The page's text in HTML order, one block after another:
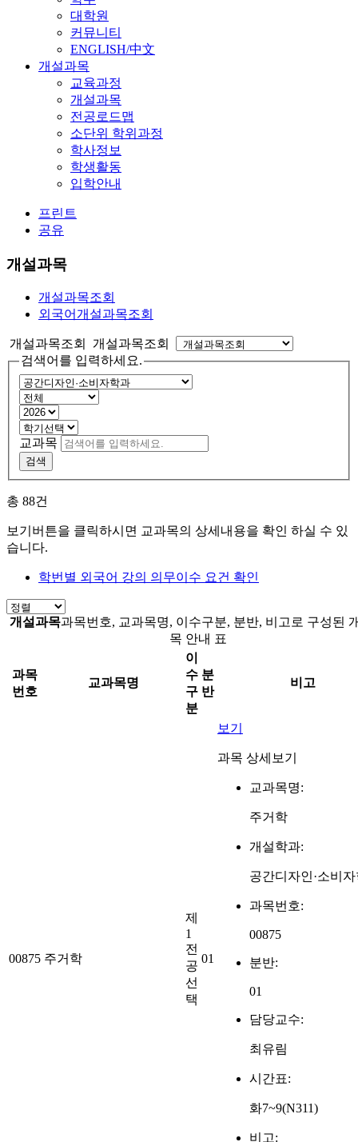
대학원
커뮤니티
ENGLISH/中文
개설과목
교육과정
개설과목
전공로드맵
소단위 학위과정
학사정보
학생활동
입학안내
프린트
공유
개설과목
개설과목조회
외국어개설과목조회
개설과목조회 개설과목조회
검색어를 입력하세요.
교과목
검색
총 88건
보기버튼을 클릭하시면 교과목의 상세내용을 확인 하실 수 있
습니다.
학번별 외국어 강의 의무이수 요건 확인
개설과목과목번호, 교과목명, 이수구분, 분반, 비고로 구성된
목 안내 표
과목
번호
교과목명
이
수
구
분
분
반
비고
00875 주거학
제
1
전
공
선
택
01
보기
과목 상세보기
교과목명:
주거학
개설학과:
공간디자인·소비
과목번호:
00875
분반:
01
담당교수:
최유림
시간표:
화7~9(N311)
비고: